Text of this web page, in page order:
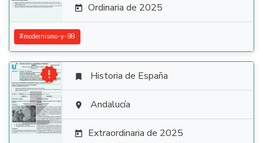
 Ordinaria de 2025
#modernismo-y-98

  Historia de España
 Andalucía
 Extraordinaria de 2025